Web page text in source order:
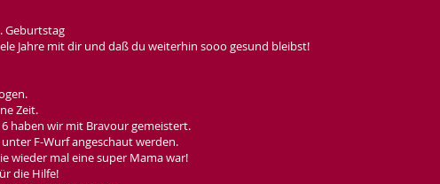
Geburtstag
Jahre mit dir und daß du weiterhin sooo gesund bleibst!
Zeit.
haben wir mit Bravour gemeistert.
F-Wurf angeschaut werden.
wieder mal eine super Mama war!
die Hilfe!